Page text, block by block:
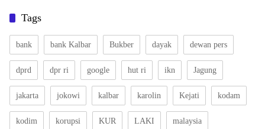
Tags
bank bank Kalbar Bukber dayak dewan pers
dprd dpr ri google hut ri ikn Jagung
jakarta jokowi kalbar karolin Kejati kodam
kodim korupsi KUR LAKI malaysia